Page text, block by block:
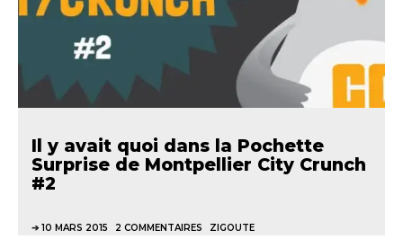
Il y avait quoi dans la Pochette
Surprise de Montpellier City Crunch
#2
10 MARS 2015 2 COMMENTAIRES ZIGOUTE